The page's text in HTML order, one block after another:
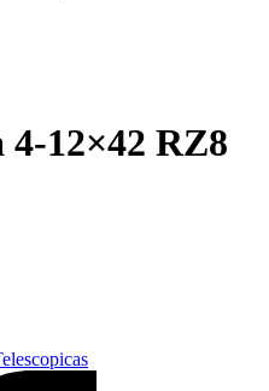
12×42 RZ8